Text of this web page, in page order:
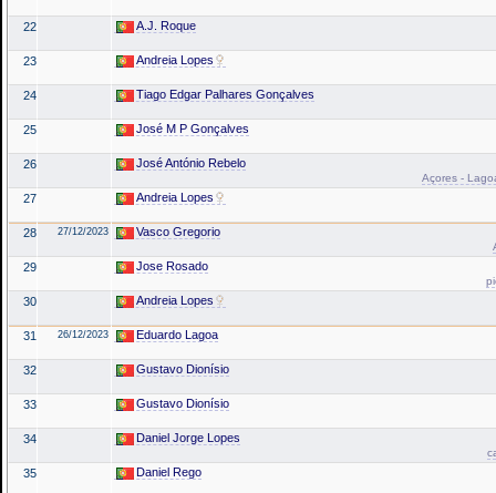
22 A.J. Roque
23 Andreia Lopes
24 Tiago Edgar Palhares Gonçalves
25 José M P Gonçalves
26 José António Rebelo
Açores -
27 Andreia Lopes
28 27/12/2023 Vasco Gregorio
29 Jose Rosado
30 Andreia Lopes
31 26/12/2023 Eduardo Lagoa
32 Gustavo Dionísio
33 Gustavo Dionísio
34 Daniel Jorge Lopes
35 Daniel Rego